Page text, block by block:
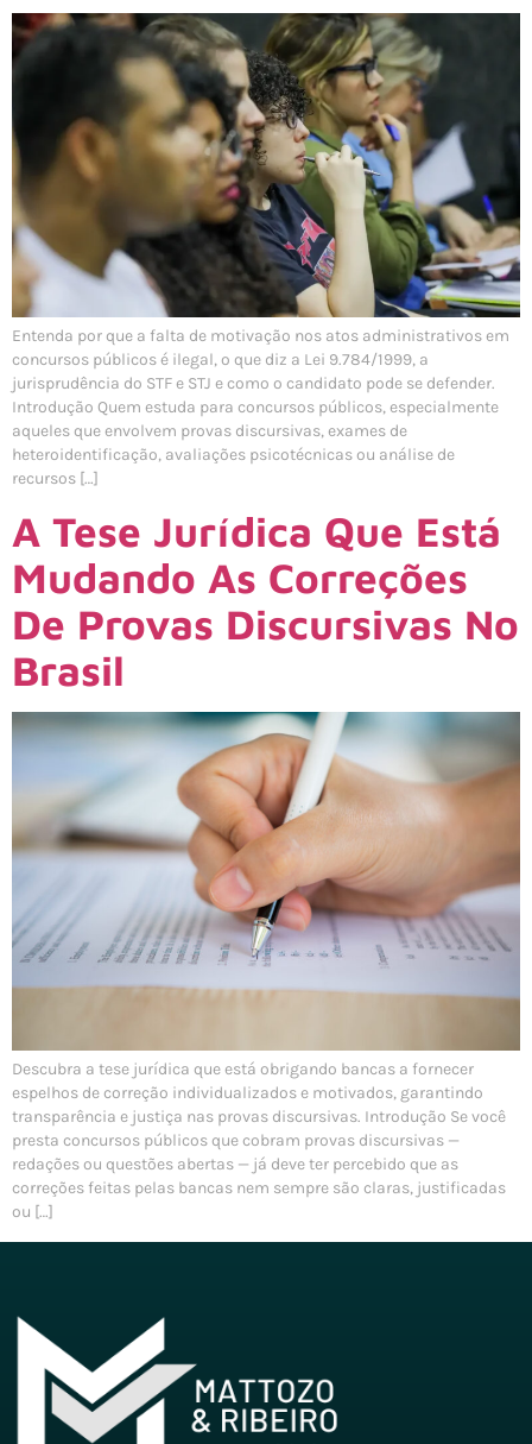
Entenda por que a falta de motivação nos atos administrativos em
concursos públicos é ilegal, o que diz a Lei 9.784/1999, a
jurisprudência do STF e STJ e como o candidato pode se defender.
Introdução Quem estuda para concursos públicos, especialmente
aqueles que envolvem provas discursivas, exames de
heteroidentificação, avaliações psicotécnicas ou análise de
recursos […]
A Tese Jurídica Que Está
Mudando As Correções
De Provas Discursivas No
Brasil
Descubra a tese jurídica que está obrigando bancas a fornecer
espelhos de correção individualizados e motivados, garantindo
transparência e justiça nas provas discursivas. Introdução Se você
presta concursos públicos que cobram provas discursivas —
redações ou questões abertas — já deve ter percebido que as
correções feitas pelas bancas nem sempre são claras, justificadas
ou […]